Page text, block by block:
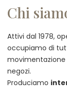
Chi
Attivi dal 1978,
occupiamo di
negozi.
Produciamo